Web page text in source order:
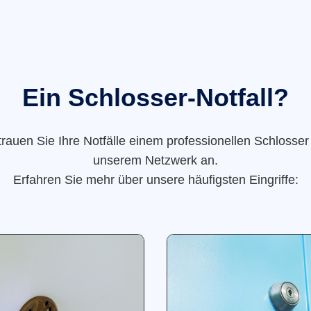
Ein Schlosser-Notfall?
Sie Ihre Notfälle einem professionellen
unserem Netzwerk an.
Erfahren Sie mehr über unsere häufigsten Eingriffe: